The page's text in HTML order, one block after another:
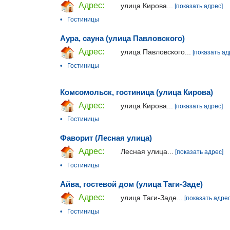
Адрес:
улица Кирова...
[показать адрес]
•
Гостиницы
Аура, сауна (улица Павловского)
Адрес:
улица Павловского...
[показать
•
Гостиницы
Комсомольск, гостиница (улица Кирова)
Адрес:
улица Кирова...
[показать адрес]
•
Гостиницы
Фаворит (Лесная улица)
Адрес:
Лесная улица... [показать адрес]
•
Гостиницы
Айва, гостевой дом (улица Таги-Заде)
Адрес:
улица Таги-Заде...
[показать
•
Гостиницы